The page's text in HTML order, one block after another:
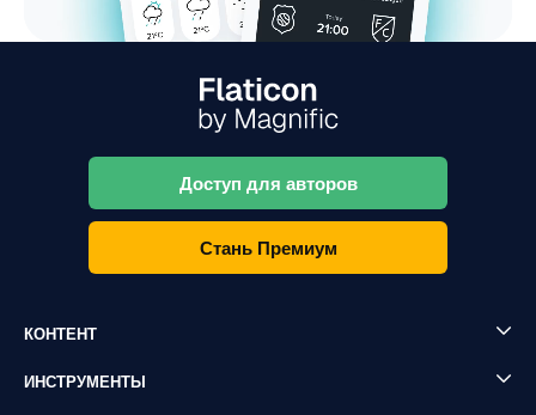
Доступ для авторов
Стань Премиум
КОНТЕНТ
ИНСТРУМЕНТЫ